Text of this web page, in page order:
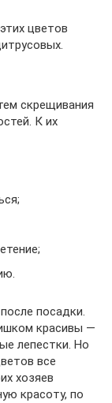
цветов
скрещивания
К их
посадки.
красивы —
лепестки. Но
все
хозяев
красоту, по